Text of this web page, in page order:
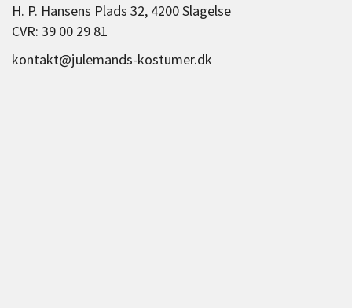
H. P. Hansens Plads 32, 4200 Slagelse
CVR: 39 00 29 81
kontakt@julemands-kostumer.dk